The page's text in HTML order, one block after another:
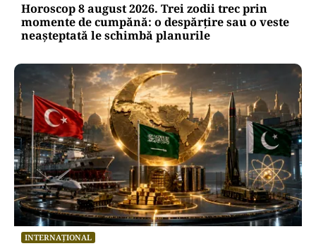
Horoscop 8 august 2026. Trei zodii trec prin
momente de cumpănă: o despărțire sau o veste
neașteptată le schimbă planurile
INTERNAȚIONAL